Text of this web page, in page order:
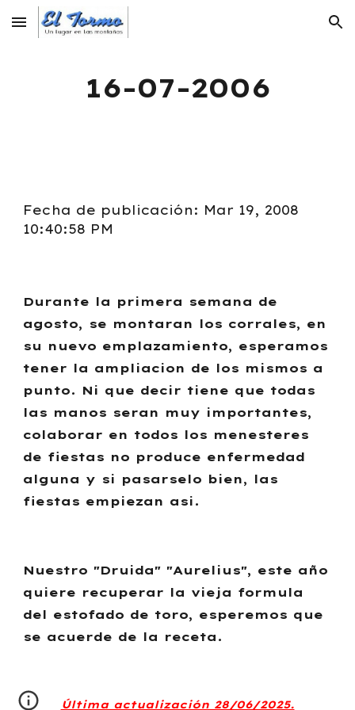
Skip to main content Skip to navigation
16-07-2006
Fecha de publicación: Mar 19, 2008
10:40:58 PM
Durante la primera semana de
agosto, se montaran los corrales, en
su nuevo emplazamiento, esperamos
tener la ampliacion de los mismos a
punto. Ni que decir tiene que todas
las manos seran muy importantes,
colaborar en todos los menesteres
de fiestas no produce enfermedad
alguna y si pasarselo bien, las
fiestas empiezan asi.
Nuestro "Druida" "Aurelius", este año
quiere recuperar la vieja formula
del estofado de toro, esperemos que
se acuerde de la receta.
Última actualización 28/06/2025.